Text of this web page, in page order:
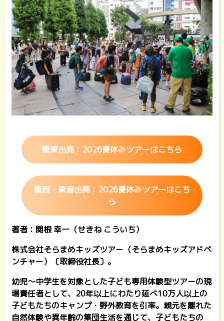
関東出発：2026夏休みツアーはこちら
関西・東海出発：2026夏休みツアーはこち
ら
著者：関根 幸一（せきね こういち）
株式会社そらまめキッズツアー（そらまめキッズアドベ
ンチャー）〔取締役社長〕。
幼児〜中学生を対象とした子ども専用体験型ツアーの現
場責任者として、20年以上にわたり延べ10万人以上の
子どもたちのキャンプ・野外教育を引率。親元を離れた
自然体験や異年齢の集団生活を通じて、子どもたちの